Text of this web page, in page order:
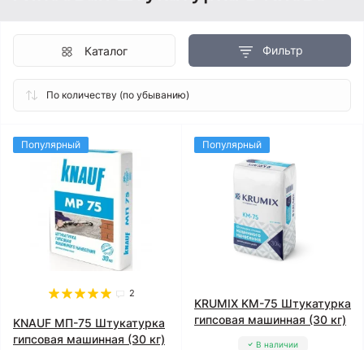
Фильтр
Каталог
Популярный
2
KNAUF МП-75 Штукатурка
гипсовая машинная (30 кг)
Популярный
KRUMIX KM-75 Штукатурка
гипсовая машинная (30 кг)
В наличии